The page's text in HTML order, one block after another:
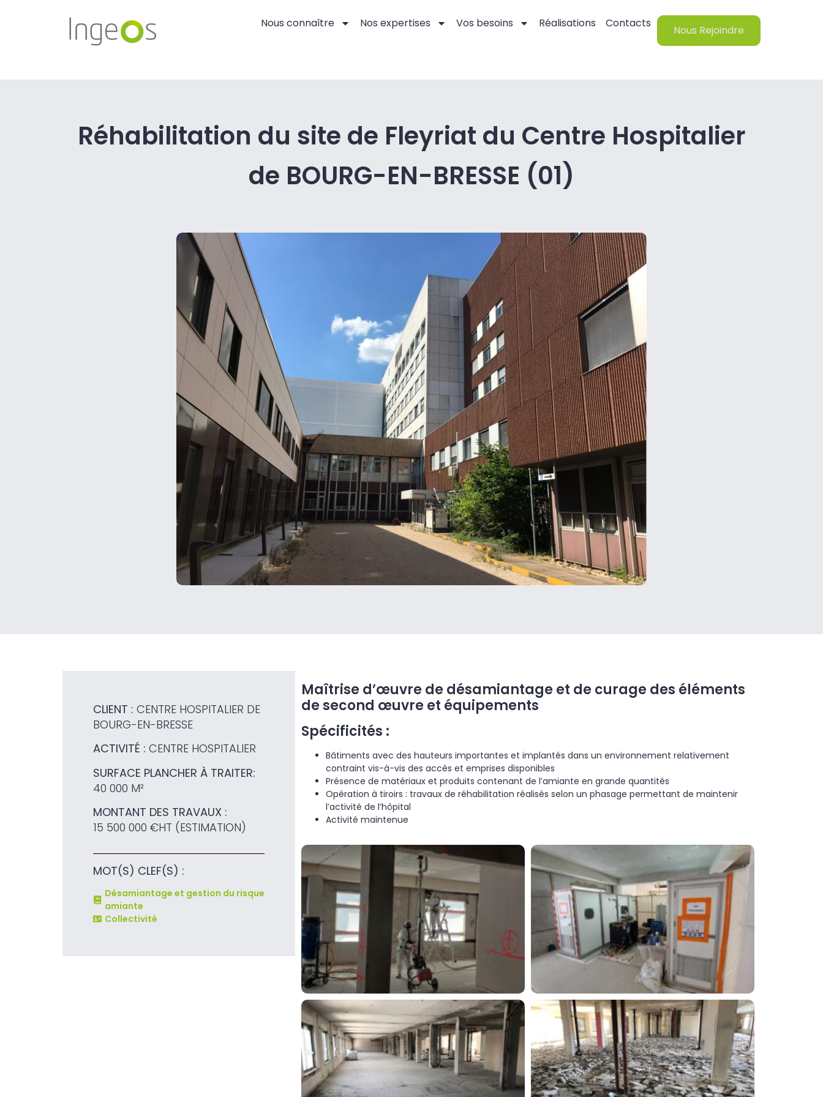
Nous connaître Nos expertises Vos besoins Réalisations Contacts
Nous Rejoindre
Réhabilitation du site de Fleyriat du Centre Hospitalier
de BOURG-EN-BRESSE (01)
CLIENT :CENTRE HOSPITALIER DE
BOURG-EN-BRESSE
ACTIVITÉ : CENTRE HOSPITALIER
SURFACE PLANCHER À TRAITER:
40 000 M²
MONTANT DES TRAVAUX :
15 500 000 €HT (ESTIMATION)
MOT(S) CLEF(S) :
Désamiantage et gestion du risque
amiante
Collectivité
Maîtrise d’œuvre de désamiantage et de curage des éléments
de second œuvre et équipements
Spécificités :
Bâtiments avec des hauteurs importantes et implantés dans un environnement relativement
contraint vis-à-vis des accès et emprises disponibles
Présence de matériaux et produits contenant de l’amiante en grande quantités
Opération à tiroirs : travaux de réhabilitation réalisés selon un phasage permettant de maintenir
l’activité de l’hôpital
Activité maintenue